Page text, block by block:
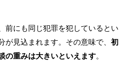
前にも同じ犯罪を犯しているとい
が見込まれます。その意味で、 初
の重みは大きいといえます。